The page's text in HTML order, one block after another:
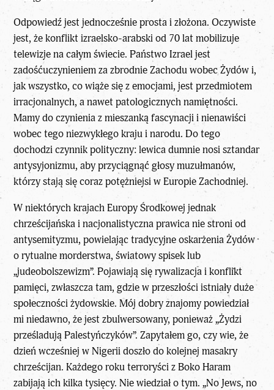
Odpowiedź jest jednocześnie prosta i złożona. Oczywiste
jest, że konflikt izraelsko-arabski od 70 lat mobilizuje
telewizje na całym świecie. Państwo Izrael jest
zadośćuczynieniem za zbrodnie Zachodu wobec Żydów i,
jak wszystko, co wiąże się z emocjami, jest przedmiotem
irracjonalnych, a nawet patologicznych namiętności.
Mamy do czynienia z mieszanką fascynacji i nienawiści
wobec tego niezwykłego kraju i narodu. Do tego
dochodzi czynnik polityczny: lewica dumnie nosi sztandar
antysyjonizmu, aby przyciągnąć głosy muzułmanów,
którzy stają się coraz potężniejsi w Europie Zachodniej.
W niektórych krajach Europy Środkowej jednak
chrześcijańska i nacjonalistyczna prawica nie stroni od
antysemityzmu, powielając tradycyjne oskarżenia Żydów
o rytualne morderstwa, światowy spisek lub
„judeobolszewizm”. Pojawiają się rywalizacja i konflikt
pamięci, zwłaszcza tam, gdzie w przeszłości istniały duże
społeczności żydowskie. Mój dobry znajomy powiedział
mi niedawno, że jest zbulwersowany, ponieważ „Żydzi
prześladują Palestyńczyków”. Zapytałem go, czy wie, że
dzień wcześniej w Nigerii doszło do kolejnej masakry
chrześcijan. Każdego roku terroryści z Boko Haram
zabijają ich kilka tysięcy. Nie wiedział o tym. „No Jews, no